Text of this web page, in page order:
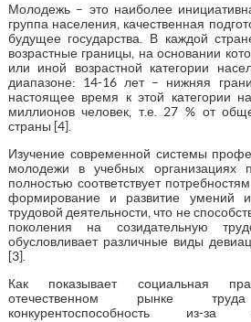
Молодежь – это наиболее
группа населения, качественная
будущее государства. В каждой
возрастные границы, на основании
или иной возрастной категории
диапазоне: 14-16 лет – нижняя
настоящее время к этой категории
миллионов человек, т.е. 27 % от
страны [4].
Изучение современной системы
молодежи в учебных организациях
полностью соответствует
формирование и развитие умений
трудовой деятельности, что не
поколения на созидательную
обусловливает различные виды
[3].
Как показывает социальная
отечественном рынке
конкурентоспособность из-